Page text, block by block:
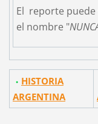
El reporte puede
el nombre "
HISTORIA
ARGENTINA